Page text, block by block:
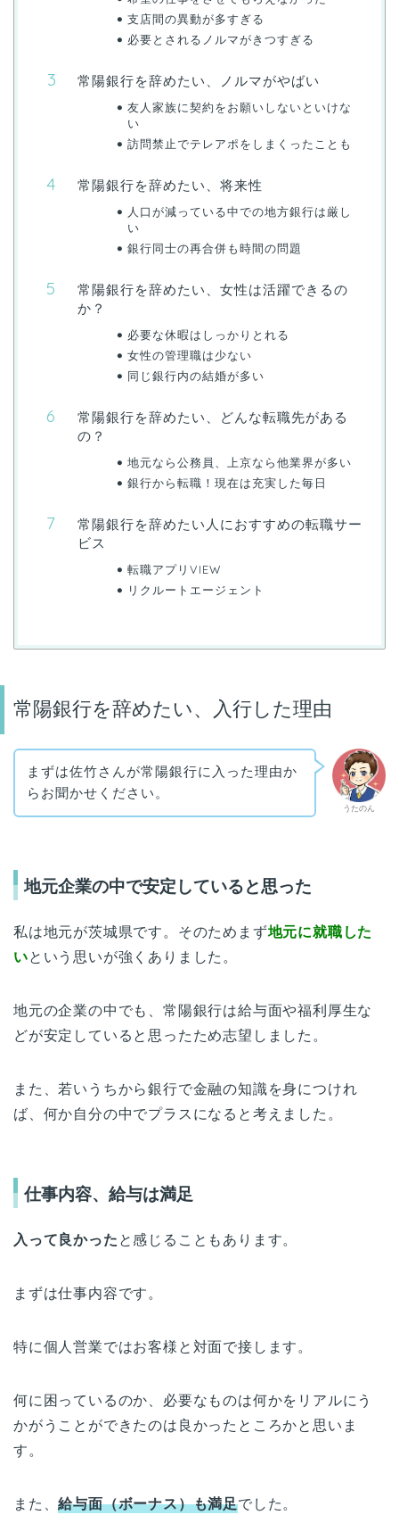
支店間の異動が多すぎる
必要とされるノルマがきつすぎる
常陽銀行を辞めたい、ノルマがやばい
友人家族に契約をお願いしないといけな
い
訪問禁止でテレアポをしまくったことも
常陽銀行を辞めたい、将来性
人口が減っている中での地方銀行は厳し
い
銀行同士の再合併も時間の問題
常陽銀行を辞めたい、女性は活躍できるの
か？
必要な休暇はしっかりとれる
女性の管理職は少ない
同じ銀行内の結婚が多い
常陽銀行を辞めたい、どんな転職先がある
の？
地元なら公務員、上京なら他業界が多い
銀行から転職！現在は充実した毎日
常陽銀行を辞めたい人におすすめの転職サー
ビス
転職アプリVIEW
リクルートエージェント
常陽銀行を辞めたい、入行した理由
うたのん
まずは佐竹さんが常陽銀行に入った理由か
らお聞かせください。
地元企業の中で安定していると思った
私は地元が茨城県です。そのためまず地元に就職した
いという思いが強くありました。
地元の企業の中でも、常陽銀行は給与面や福利厚生な
どが安定していると思ったため志望しました。
また、若いうちから銀行で金融の知識を身につけれ
ば、何か自分の中でプラスになると考えました。
仕事内容、給与は満足
入って良かった と感じることもあります。
まずは仕事内容です。
特に個人営業ではお客様と対面で接します。
何に困っているのか、必要なものは何かをリアルにう
かがうことができたのは良かったところかと思いま
す。
また、給与面（ボーナス）も満足でした。